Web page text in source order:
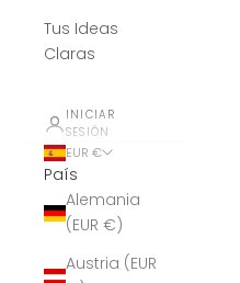
Tus Ideas
Claras
INICIAR
SESIÓN
EUR €
País
Alemania
(EUR €)
Austria (EUR